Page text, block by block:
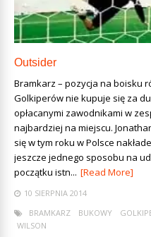
Outsider
Bramkarz – pozycja na boisku
Golkiperów nie kupuje się za
opłacanymi zawodnikami w
najbardziej na miejscu.
się w tym roku w Polsce
jeszcze jednego sposobu na
początku istn... [Read More]
10 SIERPNIA 2014
BRAMKARZ
BUKOWY
WILSON